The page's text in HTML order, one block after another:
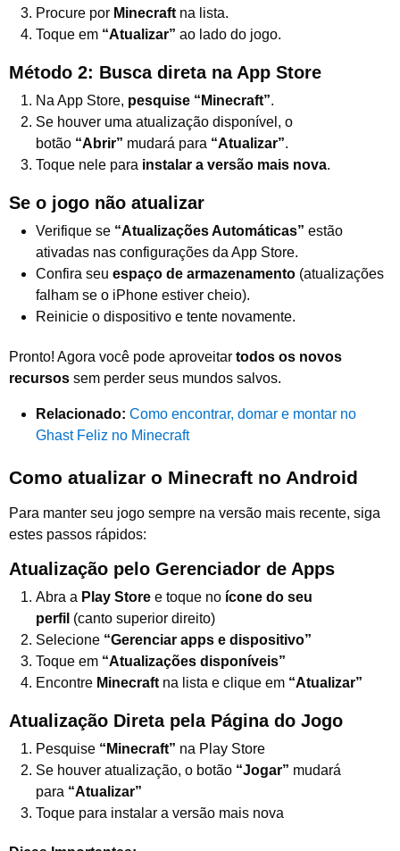
Procure por Minecraft na lista.
Toque em “Atualizar” ao lado do jogo.
Método 2: Busca direta na App Store
Na App Store, pesquise “Minecraft”.
Se houver uma atualização disponível, o
botão “Abrir” mudará para “Atualizar”.
Toque nele para instalar a versão mais nova.
Se o jogo não atualizar
Verifique se “Atualizações Automáticas” estão
ativadas nas configurações da App Store.
Confira seu espaço de armazenamento (atualizações
falham se o iPhone estiver cheio).
Reinicie o dispositivo e tente novamente.
Pronto! Agora você pode aproveitar todos os novos
recursos sem perder seus mundos salvos.
Relacionado: Como encontrar, domar e montar no
Ghast Feliz no Minecraft
Como atualizar o Minecraft no Android
Para manter seu jogo sempre na versão mais recente, siga
estes passos rápidos:
Atualização pelo Gerenciador de Apps
Abra a Play Store e toque no ícone do seu
perfil (canto superior direito)
Selecione “Gerenciar apps e dispositivo”
Toque em “Atualizações disponíveis”
Encontre Minecraft na lista e clique em “Atualizar”
Atualização Direta pela Página do Jogo
Pesquise “Minecraft” na Play Store
Se houver atualização, o botão “Jogar” mudará
para “Atualizar”
Toque para instalar a versão mais nova